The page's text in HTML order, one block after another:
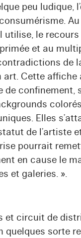
peu ludique,
utilise, le
et au
de
Cette affiche
de confinement,
Elles
de l’artiste
pourrait
en cause le
et galeries. ».
et circuit de
quelques sorte